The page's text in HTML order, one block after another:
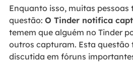
Enquanto isso, muitas pessoas
questão: O Tinder notifica
temem que alguém no Tinder
outros capturam. Esta questão
discutida em fóruns